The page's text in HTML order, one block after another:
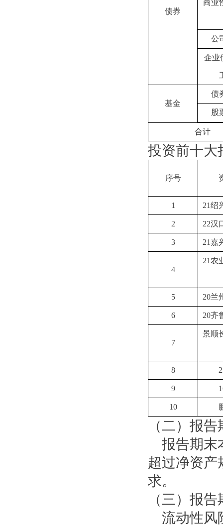
债券
商业
公
企业
基金
债
股
合计
投资前十大
序号
1 21绍
2 22汉
3 21嘉
4
21农
5 20兰
6 20齐
7
景顺
8
9
10
（二）报
报告期末
超过净资产
求。
（三）报
流动性风